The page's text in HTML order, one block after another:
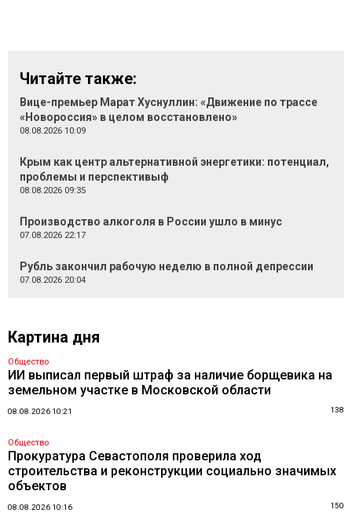
Читайте также:
Вице-премьер Марат Хуснуллин: «Движение по трассе
«Новороссия» в целом восстановлено»
08.08.2026 10:09
Крым как центр альтернативной энергетики: потенциал,
проблемы и перспективыф
08.08.2026 09:35
Производство алкоголя в России ушло в минус
07.08.2026 22:17
Рубль закончил рабочую неделю в полной депрессии
07.08.2026 20:04
Картина дня
Общество
ИИ выписал первый штраф за наличие борщевика на
земельном участке в Московской области
08.08.2026 10:21 138
Общество
Прокуратура Севастополя проверила ход
строительства и реконструкции социально значимых
объектов
08.08.2026 10:16 150